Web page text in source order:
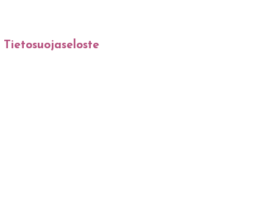
Tietosuojaseloste